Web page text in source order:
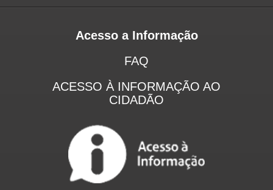
Acesso a Informação
FAQ
ACESSO À INFORMAÇÃO AO
CIDADÃO